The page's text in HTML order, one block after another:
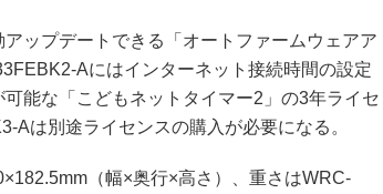
ップデートできる「オートファームウェアア
Aにはインターネット接続時間の設定
能な「こどもネットタイマー2」の3年ライセ
Aは別途ライセンスの購入が必要になる。
（幅×奥行×高さ）、重さはWRC-